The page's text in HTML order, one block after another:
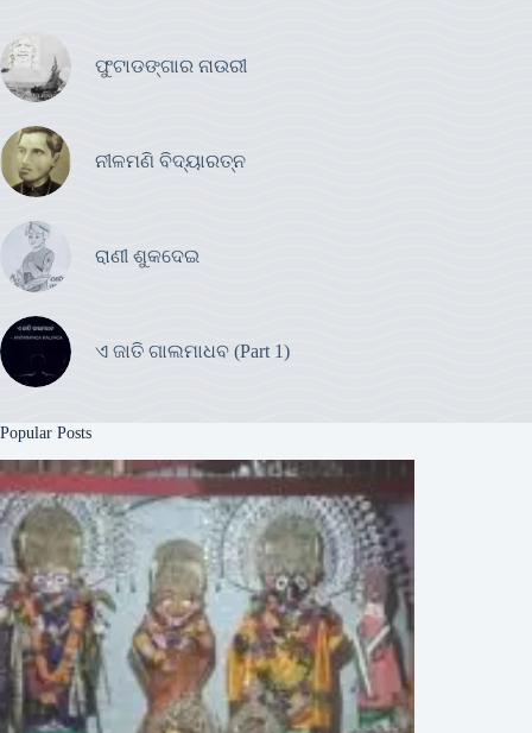
ଫୁଟାଡଙ୍ଗାର ନାଉରୀ
ନୀଳମଣି ବିଦ୍ୟାରତ୍ନ
ରାଣୀ ଶୁକଦେଇ
ଏ ଜାତି ଗାଲମାଧବ (Part 1)
Popular Posts